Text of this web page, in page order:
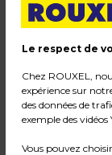
Cintre métal
Le respect de
Chez ROUXEL,
expérience sur
des données de
exemple des
Vous pouvez